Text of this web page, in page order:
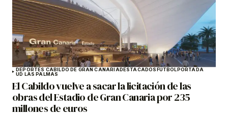
DEPORTES CABILDO DE GRAN CANARIADESTACADOSFÚTBOLPORTADA
UD LAS PALMAS
El Cabildo vuelve a sacar la licitación de las
obras del Estadio de Gran Canaria por 235
millones de euros